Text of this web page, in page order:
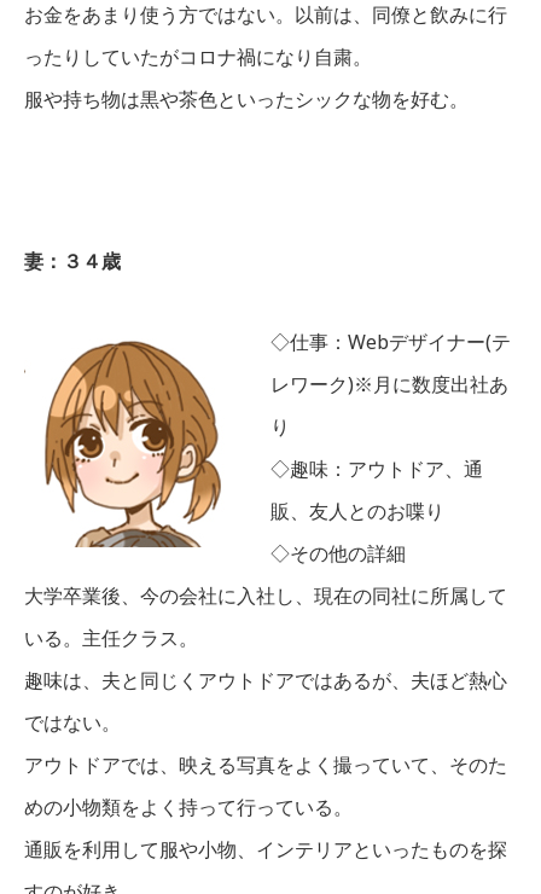
お金をあまり使う方ではない。以前は、同僚と飲みに行
ったりしていたがコロナ禍になり自粛。
服や持ち物は黒や茶色といったシックな物を好む。
妻：３４歳
◇仕事：Webデザイナー(テ
レワーク)※月に数度出社あ
り
◇趣味：アウトドア、通
販、友人とのお喋り
◇その他の詳細
大学卒業後、今の会社に入社し、現在の同社に所属して
いる。主任クラス。
趣味は、夫と同じくアウトドアではあるが、夫ほど熱心
ではない。
アウトドアでは、映える写真をよく撮っていて、そのた
めの小物類をよく持って行っている。
通販を利用して服や小物、インテリアといったものを探